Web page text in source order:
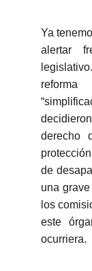
Ya
alertar
derecho
de
una
los
este
ocurriera.